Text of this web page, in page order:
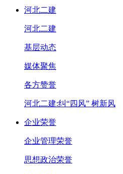
河北二建
河北二建
基层动态
媒体聚焦
各方赞誉
河北二建:纠“四风” 树新风
企业荣誉
企业管理荣誉
思想政治荣誉